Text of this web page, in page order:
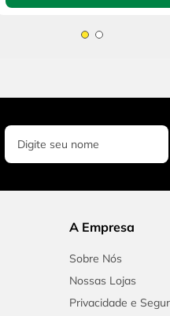
A Empresa
Sobre Nós
Nossas Lojas
Privacidade e